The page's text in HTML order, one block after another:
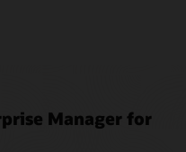
Manager for